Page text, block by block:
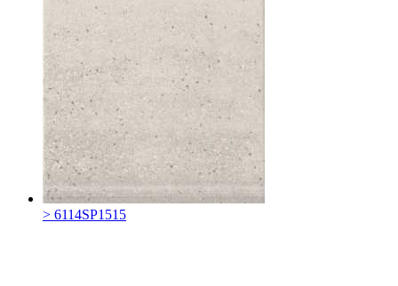
> 6114SP1515